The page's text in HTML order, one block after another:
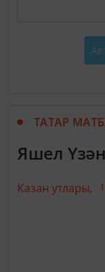
ТАТАР
Яшел
Казан утлары,